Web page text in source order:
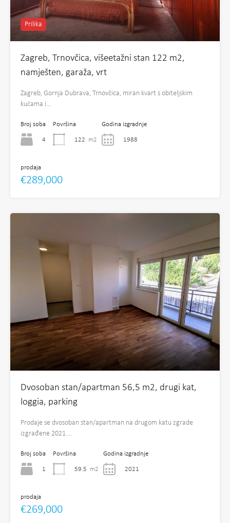
Prilika
Zagreb, Trnovčica, višeetažni stan 122 m2,
namješten, garaža, vrt
Zagreb, Gornja Dubrava, Trnovčica, miran kvart s obiteljskim
kućama i…
Broj soba
4
Površina
122 m2
Godina izgradnje
1988
prodaja
€289,000
Dvosoban stan/apartman 56,5 m2, drugi kat,
loggia, parking
Prodaje se dvosoban stan/apartman na drugom katu zgrade
izgrađene 2021.…
Broj soba
1
Površina
59.5 m2
Godina izgradnje
2021
prodaja
€269,000